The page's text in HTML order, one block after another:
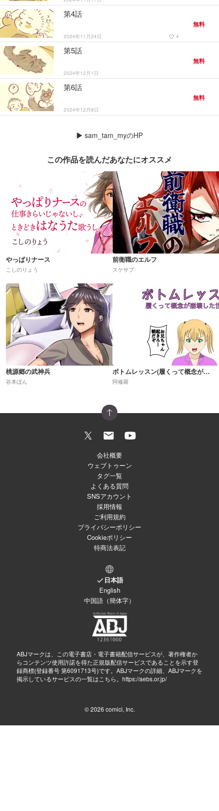
第4話
2024年11月24日 favorite_border 4
無料
第5話
2024年12月1日
無料
第6話
2024年12月8日
無料
▶ sam_tam_myのHP
この作品を読んだあなたにオススメ
やっぱりナース
こしのりょう
前衛職のエルフ
スケサブ
桃源郷の武神兵
谷本ぼん
ボトムレッスン(履くって概念が崩壊した世界)R18
阿修羅
会社概要
ウェブトゥーン
タグ一覧
よくある質問
SNSアカウント
採用情報
ご利用規約
プライバシーポリシー
Cookieポリシー
特商法表記
日本語
English
中国語（簡体字）
ABJマークは、この電子書店・電子書籍配信サービスが、著作権者か
らコンテンツ使用許諾を得た正規版配信サービスであることを示す登
録商標(登録番号 第6091713号)です。ABJマークの詳細、ABJマークを
掲示しているサービスの一覧はこちら。 https://aebs.or.jp/
© 2026 comici, Inc.